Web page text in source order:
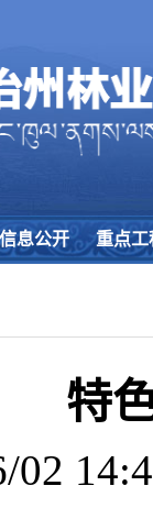
息公开 重点工
特
02